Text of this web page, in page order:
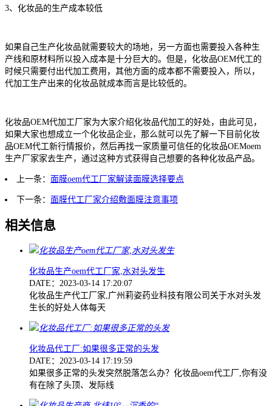
3、化妆品的生产成本较低
如果自己生产化妆品就需要较大的场地，另一方面也需要投入各种生
产线和原材料所以投入成本是十分巨大的。但是，化妆品OEM代工的
时候只需要付出代加工费用，其他方面的成本都不需要投入，所以，
代加工生产出来的化妆品就成本而言是比较低的。
化妆品OEM代加工厂家为大家介绍化妆品代加工的好处，由此可见，
如果大家也想成立一个化妆品企业，那么就可以先了解一下目前化妆
品OEM代工新行情报价，然后再找一家质量可信任的化妆品OEMoem
生产厂家家去生产，通过这种方式获得自己想要的各种化妆品产品。
上一条： 面膜oem代工厂家解读面膜选择要点
下一条： 面膜代工厂家介绍敷面膜注意事项
相关信息
化妆品生产oem代工厂家,水对头发生
DATE：2023-03-14 17:20:07
化妆品生产代工厂家,广州莉姿药业科技有限公司关于水对头发
生长的好处人体每天
化妆品代工厂:如果很多正常的头发
DATE：2023-03-14 17:19:59
如果很多正常的头发突然脱落怎么办？化妆品oem代工厂,你有没
有在除了头顶、发际线